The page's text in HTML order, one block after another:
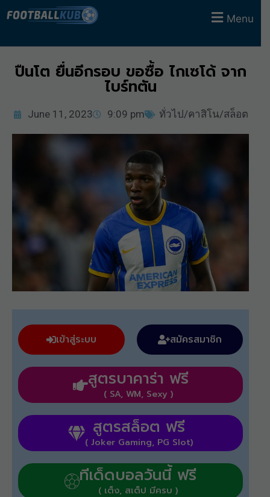
Menu
ปืนโต ยื่นอีกรอบ ขอซื้อ ไกเซโด้ จาก
ไบร์ทตัน
June 11, 2023 9:09 pm ทั่วไป/คาสิโน/สล็อต
เข้าสู่ระบบ สมัครสมาชิก
สูตรบาคาร่า ฟรี
( SA, WM, Sexy )
สูตรสล็อต ฟรี
( Joker Gaming, PG Slot)
ทีเด็ดบอลวันนี้ ฟรี
( เต็ง, สเต็ป มีครบ )